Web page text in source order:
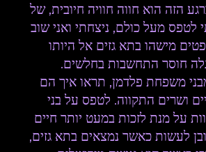
הזה הוא חווה חוויה חיובית, של
מעל כולם, ניצחתי ואני שוב
מישהו בתא גזים אל היותו
חוסר התחשבות בחלשים.
משפחת פלדמן, תראו איך הם
ושרים התקווה. לטפס על בני
על מנת לזכות במעט יותר חיים
לעשות כאשר נמצאים בתא גזים,